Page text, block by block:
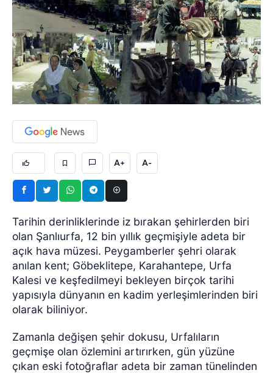
A+ A-
Tarihin derinliklerinde iz bırakan şehirlerden biri
olan Şanlıurfa, 12 bin yıllık geçmişiyle adeta bir
açık hava müzesi. Peygamberler şehri olarak
anılan kent; Göbeklitepe, Karahantepe, Urfa
Kalesi ve keşfedilmeyi bekleyen birçok tarihi
yapısıyla dünyanın en kadim yerleşimlerinden biri
olarak biliniyor.
Zamanla değişen şehir dokusu, Urfalıların
geçmişe olan özlemini artırırken, gün yüzüne
çıkan eski fotoğraflar adeta bir zaman tünelinden